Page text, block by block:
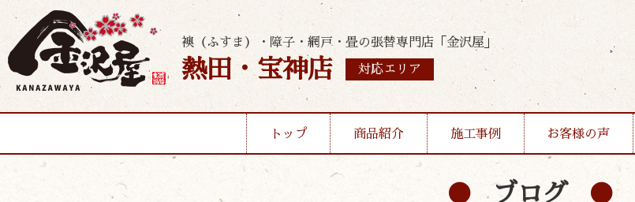
襖（ふすま）・障子・網戸・畳の張替専門店「金沢屋」
熱田・宝神店 対応エリア
トップ 商品紹介 施工事例 お客様の声
ブログ